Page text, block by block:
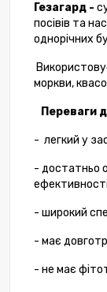
Гезагард -
посівів та
однорічних
моркви,
Переваги
- легкий у
- достатньо
- широкий
- має
- не має